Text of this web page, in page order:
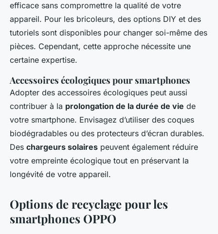
efficace sans compromettre la qualité de votre
appareil. Pour les bricoleurs, des options DIY et des
tutoriels sont disponibles pour changer soi-même des
pièces. Cependant, cette approche nécessite une
certaine expertise.
Accessoires écologiques pour smartphones
Adopter des accessoires écologiques peut aussi
contribuer à la prolongation de la durée de vie de
votre smartphone. Envisagez d’utiliser des coques
biodégradables ou des protecteurs d’écran durables.
Des chargeurs solaires peuvent également réduire
votre empreinte écologique tout en préservant la
longévité de votre appareil.
Options de recyclage pour les
smartphones OPPO